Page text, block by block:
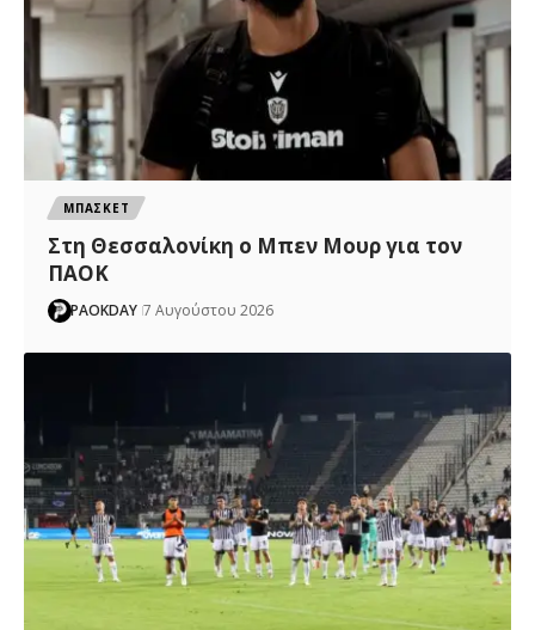
ΜΠΑΣΚΕΤ
Στη Θεσσαλονίκη ο Μπεν Μουρ για τον
ΠΑΟΚ
PAOKDAY 7 Αυγούστου 2026